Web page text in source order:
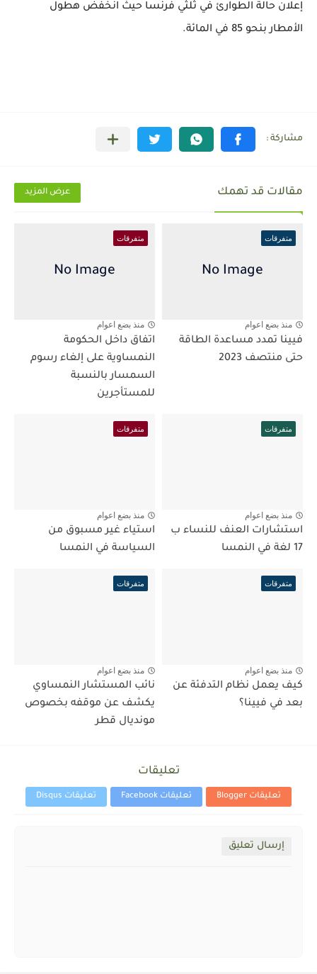
إعلان حالة الطوارئ في ثلثي فرنسا حيث انخفض هطول
الأمطار بنحو 85 في المائة.
مقالات قد تهمك عرض المزيد
متفرقات
منذ بضع اعوام
فيينا تمدد مساعدة الطاقة
حتى منتصف 2023
متفرقات
منذ بضع اعوام
اتفاق داخل الحكومة
النمساوية على إلغاء رسوم
السمسار بالنسبة
للمستأجرين
متفرقات
منذ بضع اعوام
استشارات العنف للنساء ب
17 لغة في النمسا
متفرقات
منذ بضع اعوام
استياء غير مسبوق من
السياسة في النمسا
متفرقات
منذ بضع اعوام
كيف يعمل نظام التدفئة عن
بعد في فيينا؟
متفرقات
منذ بضع اعوام
نائب المستشار النمساوي
يكشف عن موقفه بخصوص
مونديال قطر
تعليقات
تعليقات Blogger تعليقات Facebook تعليقات Disqus
إرسال تعليق